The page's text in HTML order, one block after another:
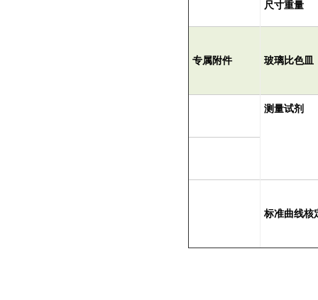
尺寸重量
专属附件 玻璃比色皿
测量试剂
标准曲线核